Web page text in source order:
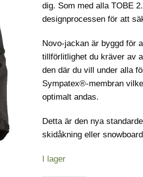
dig. Som med alla TOBE
designprocessen för att
Novo-jackan är byggd för
tillförlitlighet du kräver av
den där du vill under alla
Sympatex®-membran
optimalt andas.
Detta är den nya
skidåkning eller
I lager